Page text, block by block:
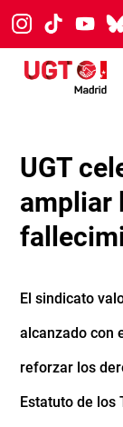
Pasar al contenido
UGT
ampliar
El sindicato
alcanzado con
reforzar los
Estatuto de los